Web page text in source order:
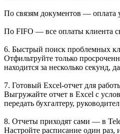
По связям документов — оплата
По FIFO — все оплаты клиента
6. Быстрый поиск проблемных
Отфильтруйте только
находится за несколько секунд,
7. Готовый Excel-отчет для
Выгружайте отчет в Excel с
передать бухгалтеру,
8. Отчеты приходят сами — в
Настройте расписание один